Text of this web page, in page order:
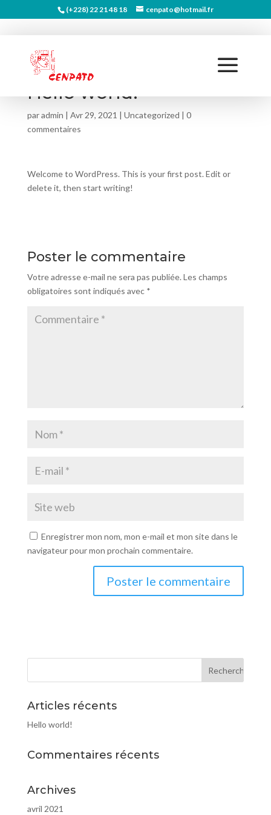
(+228) 22 21 48 18 cenpato@hotmail.fr
Hello world!
paradmin | Avr 29, 2021 | Uncategorized | 0
commentaires
Welcome to WordPress. This is your first post. Edit or
delete it, then start writing!
Poster le commentaire
Votre adresse e-mail ne sera pas publiée. Les champs
obligatoires sont indiqués avec *
Enregistrer mon nom, mon e-mail et mon site dans le
navigateur pour mon prochain commentaire.
Articles récents
Hello world!
Commentaires récents
Archives
avril 2021